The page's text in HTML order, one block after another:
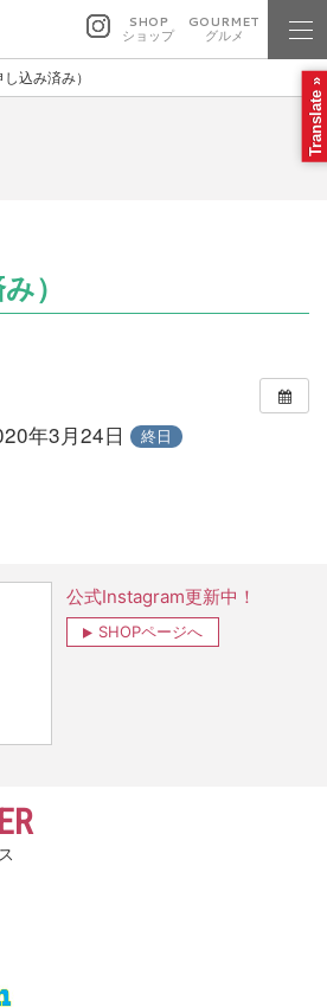
SHOP
ショップ
GOURMET
グルメ
込み済み）
）
年3月24日 終日
公式Instagram更新中！
SHOPページへ
Translate »